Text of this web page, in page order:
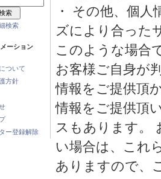
検索
ーション
ついて
方針
ー登録解除
・ その他、個
ズにより合った
このような場合
お客様ご自身が
情報をご提供頂
情報をご提供頂
スもあります。
い場合は、これ
ありますので、